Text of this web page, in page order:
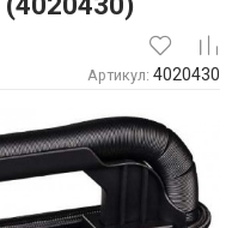
Артикул: 4020430